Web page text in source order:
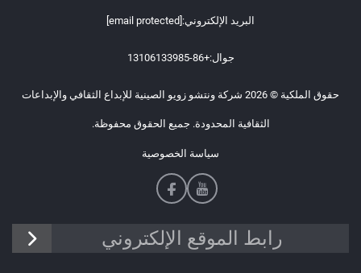
البريد الإلكتروني:
جوال:+86-13106133985
حقوق الملكية © 2026 شركة ونتشو زويو الصينية للإبداع الثقافي والإبداعات
الثقافية المحدودة. جميع الحقوق محفوظة.
سياسة الخصوصية
رابط الموقع الإلكتروني